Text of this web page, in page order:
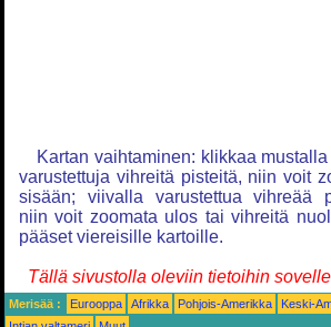
Kartan vaihtaminen: klikkaa
varustettuja vihreitä pisteitä, niin voit
sisään; viivalla varustettua vihreää
niin voit zoomata ulos tai vihreitä
pääset viereisille kartoille.
Tällä sivustolla oleviin tietoihin
Merisää : Eurooppa Afrikka Pohjois-Amerikka Keski-